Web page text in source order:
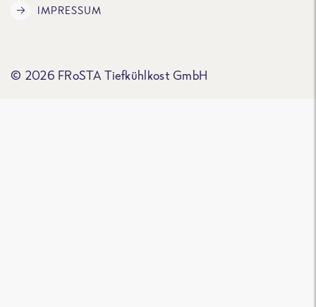
IMPRESSUM
© 2026 FRoSTA Tiefkühlkost GmbH